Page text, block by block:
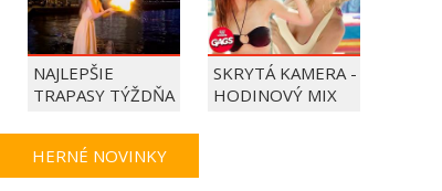
NAJLEPŠIE
TRAPASY TÝŽDŇA
SKRYTÁ KAMERA -
HODINOVÝ MIX
HERNÉ NOVINKY